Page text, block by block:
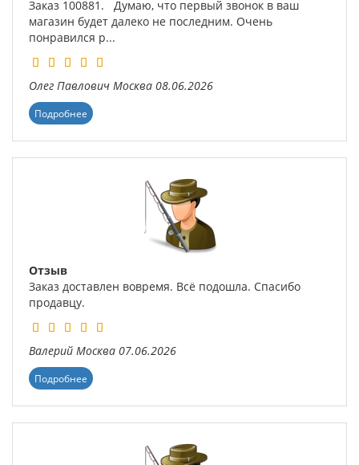
Заказ 100881. Думаю, что первый звонок в ваш
магазин будет далеко не последним. Очень
понравился р...
Олег Павлович Москва 08.06.2026
Подробнее
Отзыв
Заказ доставлен вовремя. Всё подошла. Спасибо
продавцу.
Валерий Москва 07.06.2026
Подробнее